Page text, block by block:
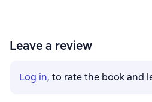
Leave a review
Log in, to rate the book and